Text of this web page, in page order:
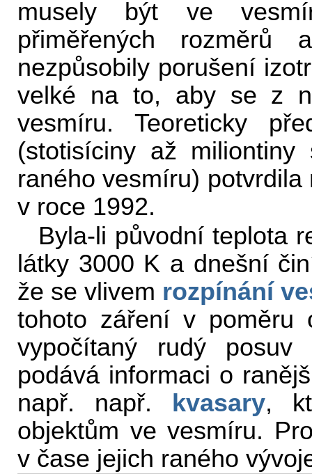
musely být ve
přiměřených
nezpůsobily porušení
velké na to, aby se z
vesmíru. Teoreticky
(stotisíciny až
raného vesmíru)
v roce 1992.
Byla-li původní teplota
látky 3000 K a dnešní
že se vlivem rozpínání
tohoto záření v poměru
vypočítaný rudý
podává informaci o
např. např. kvasary,
objektům ve vesmíru.
v čase jejich raného